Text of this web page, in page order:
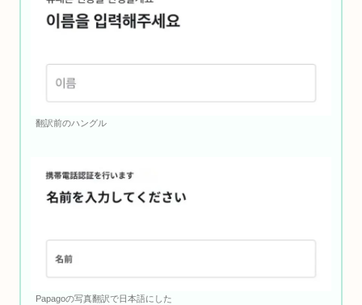
翻訳前のハングル
Papagoの写真翻訳で日本語にした